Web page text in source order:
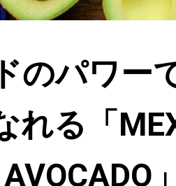
のパワー
れる「